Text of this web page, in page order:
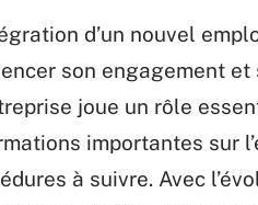
d’un nouvel
son engagement et
joue un rôle
importantes sur
à suivre. Avec